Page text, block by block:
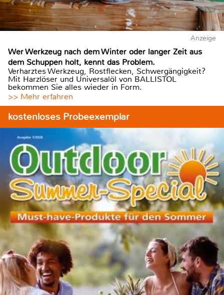
Anzeige
Wer Werkzeug nach dem Winter oder langer Zeit aus
dem Schuppen holt, kennt das Problem.
Verharztes Werkzeug, Rostflecken, Schwergängigkeit?
Mit Harzlöser und Universalöl von BALLISTOL
bekommen Sie alles wieder in Form.
>> Mehr erfahren
kostenloses Probeexemplar